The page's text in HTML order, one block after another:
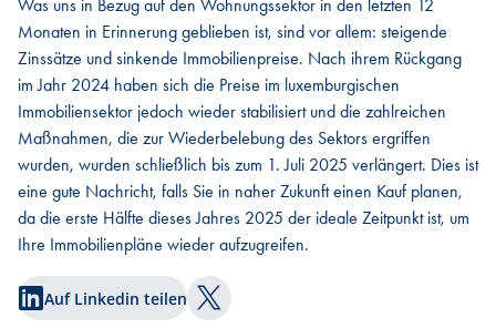
Was uns in Bezug auf den Wohnungssektor in den letzten 12
Monaten in Erinnerung geblieben ist, sind vor allem: steigende
Zinssätze und sinkende Immobilienpreise. Nach ihrem Rückgang
im Jahr 2024 haben sich die Preise im luxemburgischen
Immobiliensektor jedoch wieder stabilisiert und die zahlreichen
Maßnahmen, die zur Wiederbelebung des Sektors ergriffen
wurden, wurden schließlich bis zum 1. Juli 2025 verlängert. Dies ist
eine gute Nachricht, falls Sie in naher Zukunft einen Kauf planen,
da die erste Hälfte dieses Jahres 2025 der ideale Zeitpunkt ist, um
Ihre Immobilienpläne wieder aufzugreifen.
Auf Linkedin teilen Auf Twitter teilen